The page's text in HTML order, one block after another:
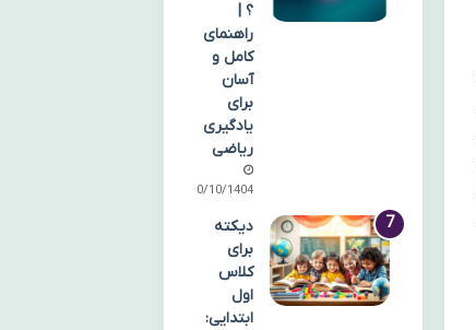
؟ |
راهنمای
کامل و
آسان
برای
یادگیری
ریاضی
10/10/1404
دیکته
برای
کلاس
اول
ابتدایی: